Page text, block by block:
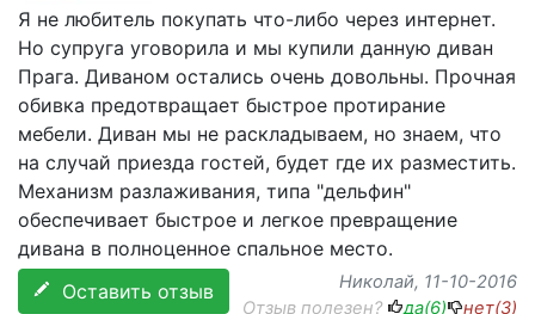
Я не любитель покупать что-либо через интернет.
Но супруга уговорила и мы купили данную диван
Прага. Диваном остались очень довольны. Прочная
обивка предотвращает быстрое протирание
мебели. Диван мы не раскладываем, но знаем, что
на случай приезда гостей, будет где их разместить.
Механизм разлаживания, типа "дельфин"
обеспечивает быстрое и легкое превращение
дивана в полноценное спальное место.
Оставить отзыв
Николай, 11-10-2016
Отзыв полезен?
да(6) нет(3)